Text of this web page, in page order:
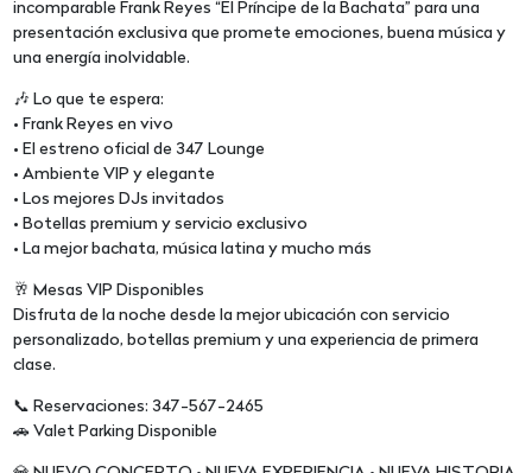
incomparable Frank Reyes “El Príncipe de la Bachata” para una
presentación exclusiva que promete emociones, buena música y
una energía inolvidable.
🎶 Lo que te espera:
• Frank Reyes en vivo
• El estreno oficial de 347 Lounge
• Ambiente VIP y elegante
• Los mejores DJs invitados
• Botellas premium y servicio exclusivo
• La mejor bachata, música latina y mucho más
🥂 Mesas VIP Disponibles
Disfruta de la noche desde la mejor ubicación con servicio
personalizado, botellas premium y una experiencia de primera
clase.
📞 Reservaciones: 347-567-2465
🚗 Valet Parking Disponible